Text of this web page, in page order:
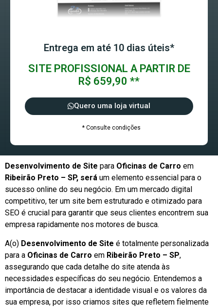
Entrega em até 10 dias úteis*
SITE PROFISSIONAL A PARTIR DE
R$ 659,90 **
Quero uma loja virtual
* Consulte condições
Desenvolvimento de Site para Oficinas de Carro em
Ribeirão Preto – SP, será um elemento essencial para o
sucesso online do seu negócio. Em um mercado digital
competitivo, ter um site bem estruturado e otimizado para
SEO é crucial para garantir que seus clientes encontrem sua
empresa rapidamente nos motores de busca.
A(o) Desenvolvimento de Site é totalmente personalizada
para a Oficinas de Carro em Ribeirão Preto – SP,
assegurando que cada detalhe do site atenda às
necessidades específicas do seu negócio. Entendemos a
importância de destacar a identidade visual e os valores da
sua empresa, por isso criamos sites que refletem fielmente